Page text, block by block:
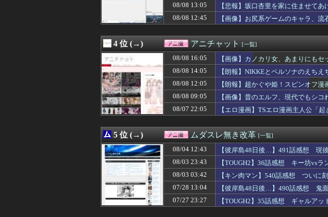
【画像】お尻系ゲームのキャラ、流石に太すぎる
08/08 12:33
ホビーサクラ「真の点P 私服Ver.」美少女フィギ
08/08 12:25
【悲報】ガキ「これインターネット老人会じゃ
08/08 12:15
【衝撃動画】トラック事故で車がミンチになった
08/08 12:12
【スターウォーズ】グローグーって寿命を全うす
08/08 12:05
【悲報】女性配信者「アスペの検査してみた…み
08/08 12:05
【朗報】超かぐや姫！スピンオフ漫画、「超かぐ
08/08 12:04
大人気声優・岡咲美保ちゃんに寄せられた″お祝
08/08 12:03
【悲報】深夜アニメさん、何故か1人だけ不人気キ
08/08 12:03
「ついに夏フェスの季節だね。伝説の島、巨大
08/08 12:02
【ヤニねこ】薬物中毒のヤクねこの末路が心配で
08/08 12:00
【プッチーのお引っ越し】ウルトラマンテオ
08/08 12:00
【ラブライブ！】【悲報】この９連休、ラブライ
08/08 12:00
ジャンプが最も売れた1995年新年3・4合併号に
08/08 12:00
【画像】抜けるヱロアニメ教えてｗｗｗｗｗ
08/08 12:00
【画像】『みいちゃんと山田さん』作者さん、お
08/08 12:00
【アイマス】何故か怒っているやよいのご機嫌を
08/08 11:59
【MSV】シン・マツナガスレ、これで24歳は無
08/08 11:45
【画像】女子の体型ジャンル、確立される！お前
【悲報】ちいかわのモモンガ、逝きそう
08/08 13:05
【悲報】坂口杏里を家に住ませてあ
08/08 12:45
【画像】お尻系ゲームのキャラ、流
4 位 (→) アニチャット [一覧]
08/08 16:05
【画像】カノカリ女、あまりにも
08/08 14:05
【朗報】NIKKEとペルソナのえち
08/08 12:05
【朗報】超かぐや姫！スピンオフ
08/08 09:05
【画像】昔のエルフ、現代でもシコ
08/07 22:05
【エロ漫画】TSエロ漫画主人公「
5 位 (→) ムダスレ無き改革 [一覧]
08/04 12:43
【彼岸島48日後…】491話感想 現
08/03 23:43
【TOUGH2】36話感想 キー坊vsラ
08/03 03:42
【キン肉マン】540話感想 ついに
07/28 13:04
【彼岸島48日後…】490話感想 鬼
07/27 23:27
【TOUGH2】35話感想 ギャルアッ